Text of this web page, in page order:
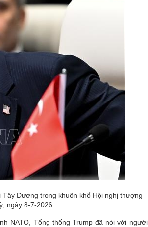
Dương trong khuôn khổ Hội nghị thượng
ngày 8-7-2026.
NATO, Tổng thống Trump đã nói với người